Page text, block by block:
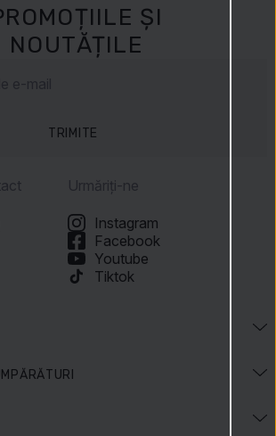
ȘI
NOUTĂȚILE
TRIMITE
Urmăriți-ne
Instagram
Facebook
Youtube
Tiktok